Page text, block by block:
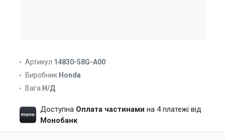
Артикул 14830-58G-A00
Виробник Honda
Вага Н/Д
Доступна Оплата частинами на 4 платежі від
Монобанк